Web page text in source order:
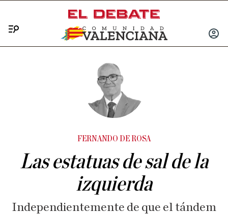
INICIAR
FERNANDO DE ROSA
Las estatuas de sal de la
izquierda
Independientemente de que el tándem